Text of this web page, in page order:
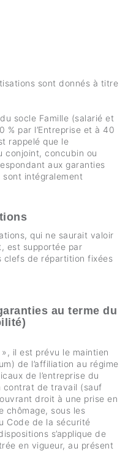
sont donnés à titre
socle Famille (salarié et
par l’Entreprise et à 40
rappelé que le
conjoint, concubin ou
aux garanties
intégralement
qui ne saurait valoir
est supportée par
clefs de répartition fixées
au terme du
il est prévu le maintien
de l’affiliation au régime
de l’entreprise du
contrat de travail (sauf
droit à une prise en
chômage, sous les
Code de la sécurité
s’applique de
en vigueur, au présent